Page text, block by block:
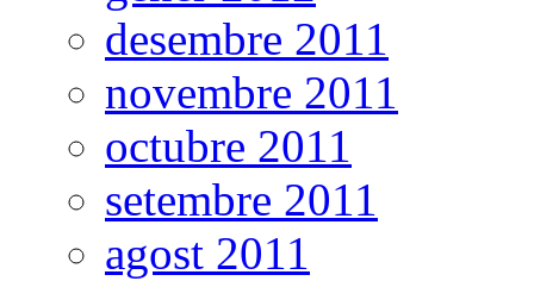
desembre 2011
novembre 2011
octubre 2011
setembre 2011
agost 2011